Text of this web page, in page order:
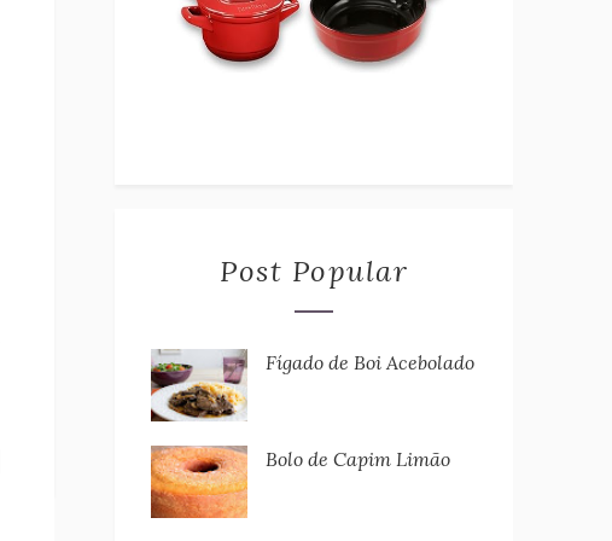
Post Popular
Fígado de Boi Acebolado
Bolo de Capim Limão